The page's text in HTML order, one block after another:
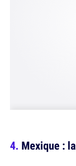
Mexique :